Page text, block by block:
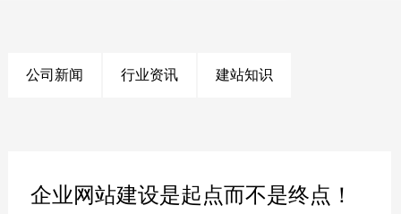
公司新闻 行业资讯 建站知识
企业网站建设是起点而不是终点！